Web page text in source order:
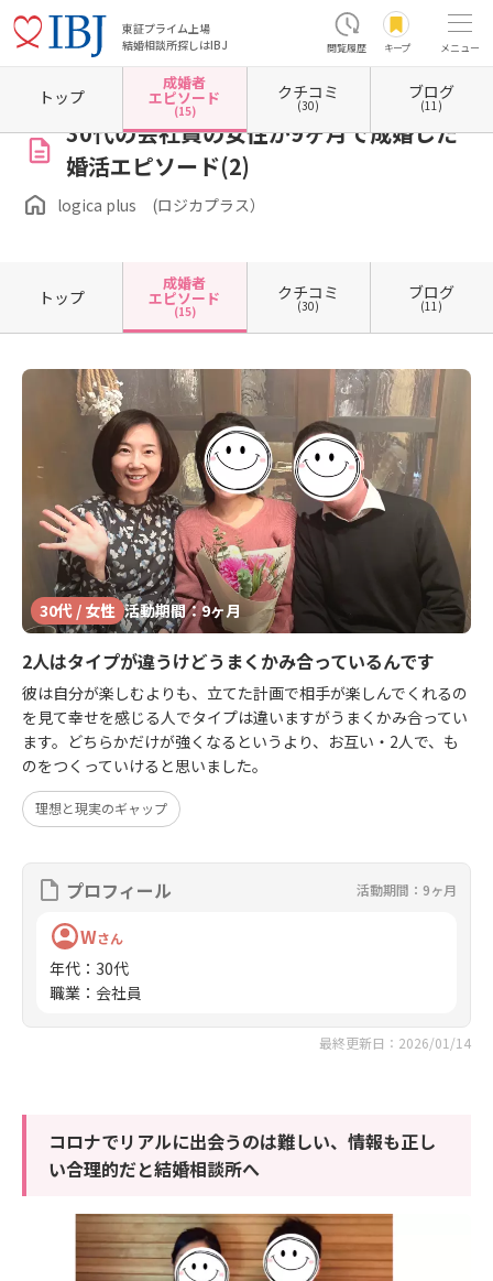
東証プライム上場
結婚相談所探しはIBJ
閲覧履歴 キープ メニュー
ホーム 愛知県の結婚相談所 愛知県名古屋市 愛知県名古屋市昭和区 logica plus (ロ
30代の会社員の女性が9ヶ月で成婚した
婚活エピソード(2)
logica plus (ロジカプラス）
トップ
成婚者
エピソード
(15)
クチコミ
(30)
ブログ
(11)
トップ
成婚者
エピソード
(15)
クチコミ
(30)
ブログ
(11)
30代 / 女性 活動期間：9ヶ月
2人はタイプが違うけどうまくかみ合っているんです
彼は自分が楽しむよりも、立てた計画で相手が楽しんでくれるの
を見て幸せを感じる人でタイプは違いますがうまくかみ合ってい
ます。どちらかだけが強くなるというより、お互い・2人で、も
のをつくっていけると思いました。
理想と現実のギャップ
プロフィール 活動期間：9ヶ月
Wさん
年代 ： 30代
職業 ： 会社員
最終更新日：2026/01/14
コロナでリアルに出会うのは難しい、情報も正し
い合理的だと結婚相談所へ